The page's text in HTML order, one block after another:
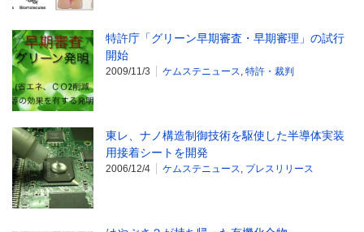
特許庁「グリーン早期審査・早期審理」の試行
開始
2009/11/3 ケムステニュース 特許・裁判
東レ、ナノ構造制御技術を駆使した半導体実装
用接着シートを開発
2006/12/4 ケムステニュース プレスリリース